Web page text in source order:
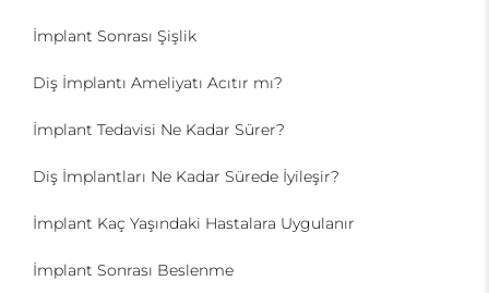
İmplant Sonrası Şişlik
Diş İmplantı Ameliyatı Acıtır mı?
İmplant Tedavisi Ne Kadar Sürer?
Diş İmplantları Ne Kadar Sürede İyileşir?
İmplant Kaç Yaşındaki Hastalara Uygulanır
İmplant Sonrası Beslenme